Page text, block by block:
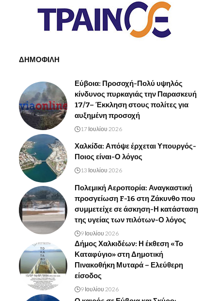
ΔΗΜΟΦΙΛΗ
Εύβοια: Προσοχή-Πολύ υψηλός
κίνδυνος πυρκαγιάς την Παρασκευή
17/7– Έκκληση στους πολίτες για
αυξημένη προσοχή
17 Ιουλίου 2026
Χαλκίδα: Απόψε έρχεται Υπουργός-
Ποιος είναι-Ο λόγος
13 Ιουλίου 2026
Πολεμική Αεροπορία: Αναγκαστική
προσγείωση F-16 στη Ζάκυνθο που
συμμετείχε σε άσκηση-Η κατάσταση
της υγείας των πιλότων-Ο λόγος
9 Ιουλίου 2026
Δήμος Χαλκιδέων: Η έκθεση «Το
Καταφύγιο» στη Δημοτική
Πινακοθήκη Μυταρά – Ελεύθερη
είσοδος
9 Ιουλίου 2026